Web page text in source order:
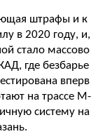
штрафы и к
в 2020 году, и,
стало массово
где безбарье
вперв
на трассе М-
систему на